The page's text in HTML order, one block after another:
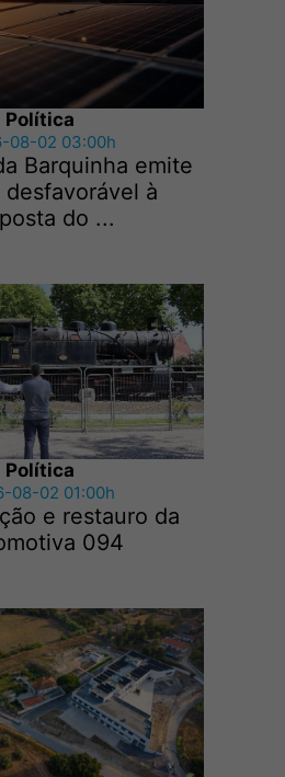
Política
08-02 03:00h
Barquinha emite
desfavorável à
do ...
Política
08-02 01:00h
e restauro da
094